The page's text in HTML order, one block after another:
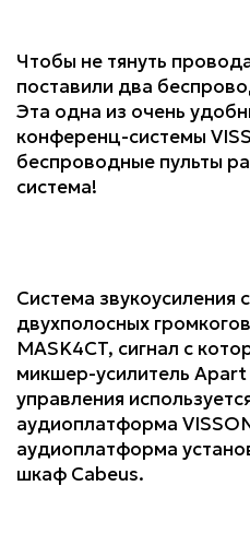
Чтобы не тянуть
поставили два
Эта одна из очень
конференц-системы
беспроводные пульты
система!
Система звукоусиления
двухполосных
MASK4CT, сигнал с
микшер-усилитель Apart
управления
аудиоплатформа
аудиоплатформа
шкаф Cabeus.